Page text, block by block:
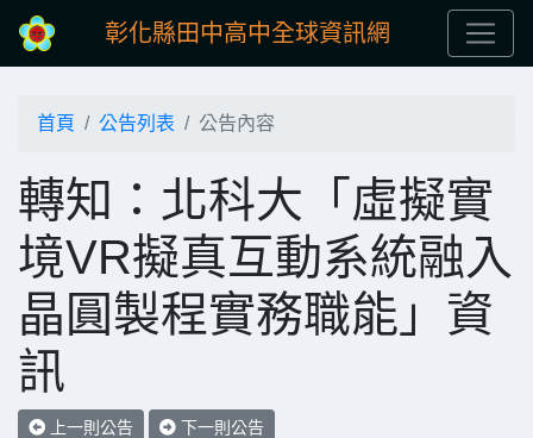
彰化縣田中高中全球資訊網
首頁 公告列表 公告內容
轉知：北科大「虛擬實
境VR擬真互動系統融入
晶圓製程實務職能」資
訊
上一則公告 下一則公告